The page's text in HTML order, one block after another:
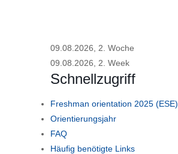
09.08.2026, 2. Woche
09.08.2026, 2. Week
Schnellzugriff
Freshman orientation 2025 (ESE)
Orientierungsjahr
FAQ
Häufig benötigte Links